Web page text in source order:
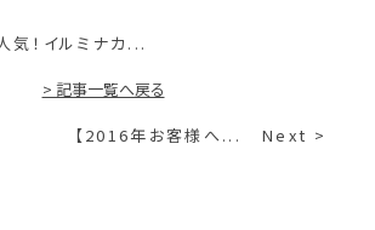
気！イルミナカ...
> 記事一覧へ戻る
Next >
【2016年お客様へ...